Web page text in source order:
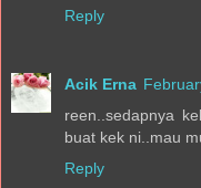
Reply
Acik Erna
reen..sedapnya
buat kek ni..mau
Reply